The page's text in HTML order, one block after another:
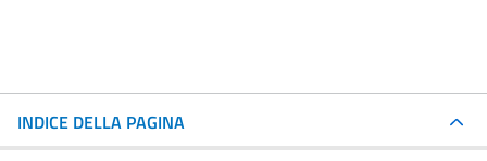
INDICE DELLA PAGINA